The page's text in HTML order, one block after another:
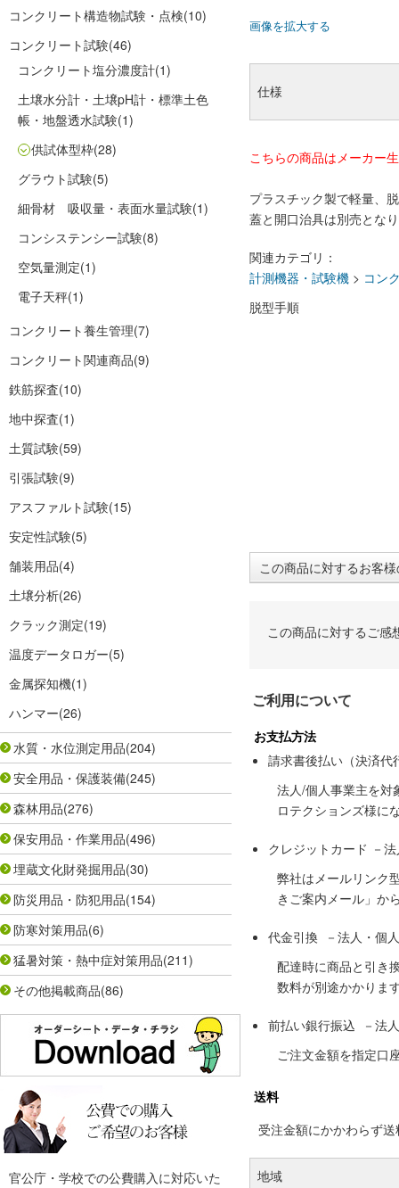
コンクリート構造物試験・点検(10)
コンクリート試験(46)
コンクリート塩分濃度計(1)
土壌水分計・土壌pH計・標準土色
帳・地盤透水試験(1)
供試体型枠(28)
グラウト試験(5)
細骨材 吸収量・表面水量試験(1)
コンシステンシー試験(8)
空気量測定(1)
電子天秤(1)
コンクリート養生管理(7)
コンクリート関連商品(9)
鉄筋探査(10)
地中探査(1)
土質試験(59)
引張試験(9)
アスファルト試験(15)
安定性試験(5)
舗装用品(4)
土壌分析(26)
クラック測定(19)
温度データロガー(5)
金属探知機(1)
ハンマー(26)
水質・水位測定用品(204)
安全用品・保護装備(245)
森林用品(276)
保安用品・作業用品(496)
埋蔵文化財発掘用品(30)
防災用品・防犯用品(154)
防寒対策用品(6)
猛暑対策・熱中症対策用品(211)
その他掲載商品(86)
官公庁・学校での公費購入に対応いた
画像を拡大する
仕様
こちらの商品はメーカー
プラスチック製で軽量、
蓋と開口治具は別売とな
関連カテゴリ：
計測機器・試験機 > コン
脱型手順
この商品に対するお客
この商品に対するご感
ご利用について
お支払方法
請求書後払い（決済代
法人/個人事業主を対
ロテクションズ様に
クレジットカード －
弊社はメールリンク
きご案内メール」か
代金引換 －法人・個
配達時に商品と引き
数料が別途かかりま
前払い銀行振込 －法
ご注文金額を指定口
送料
受注金額にかかわらず
地域